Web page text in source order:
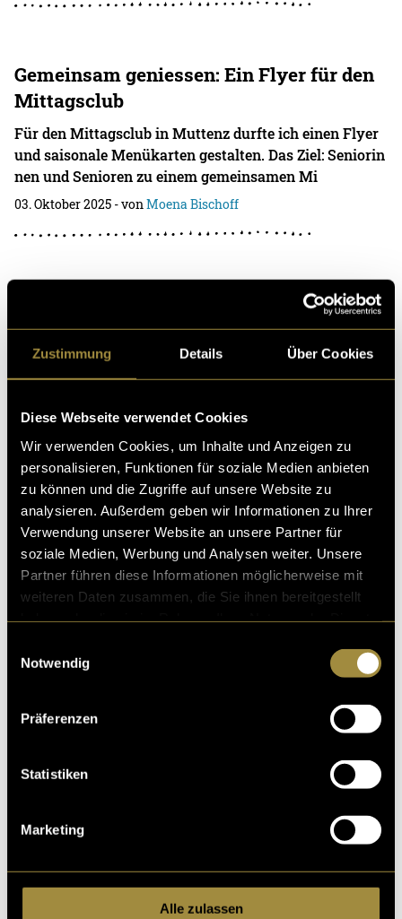
Zustimmung Details Über Cookies
Diese Webseite verwendet Cookies
Wir verwenden Cookies, um Inhalte und Anzeigen zu
personalisieren, Funktionen für soziale Medien anbieten
zu können und die Zugriffe auf unsere Website zu
analysieren. Außerdem geben wir Informationen zu Ihrer
Verwendung unserer Website an unsere Partner für
soziale Medien, Werbung und Analysen weiter. Unsere
Partner führen diese Informationen möglicherweise mit
weiteren Daten zusammen, die Sie ihnen bereitgestellt
Notwendig
Präferenzen
Statistiken
Marketing
Alle zulassen
Gemeinsam geniessen: Ein Flyer für den
Mittagsclub
Für den Mittagsclub in Muttenz durfte ich einen Flyer
und saisonale Menükarten gestalten. Das Ziel: Seniorin
nen und Senioren zu einem gemeinsamen Mi
03. Oktober 2025 - vonMoena Bischoff
Mein erstes Livestream-Event als
Fotografin
Vor kurzem hatte ich die Gelegenheit, einen Livestrea
m, der von Studierenden des Majors Live Communicati
LOKALSTOFF – Konzept
Lokaler Journalismus ist oft unsichtbar – und doch un
verzichtbar. Hinter jeder lokalen Story steckt ein Geflec
In mehreren Schweizer Städten haben sich am 8. April
2025 Männer getroffen, um das traditionelle Männerbil
21. Mai 2025